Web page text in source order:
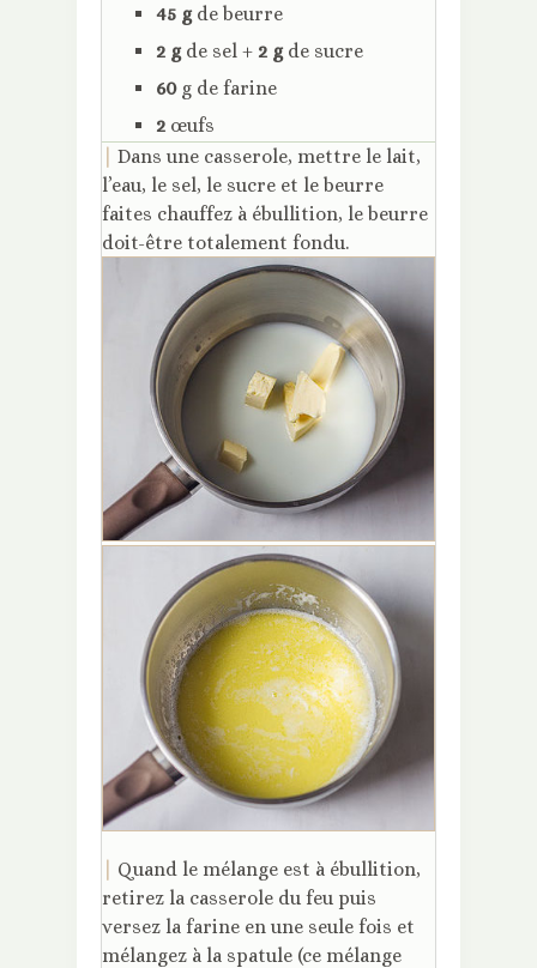
45 gde beurre
2 gde sel + 2 gde sucre
60g de farine
2 œufs
Dans une casserole, mettre le lait,
l’eau, le sel, le sucre et le beurre
faites chauffez à ébullition, le beurre
doit-être totalement fondu.
Quand le mélange est à ébullition,
retirez la casserole du feu puis
versez la farine en une seule fois et
mélangez à la spatule (ce mélange